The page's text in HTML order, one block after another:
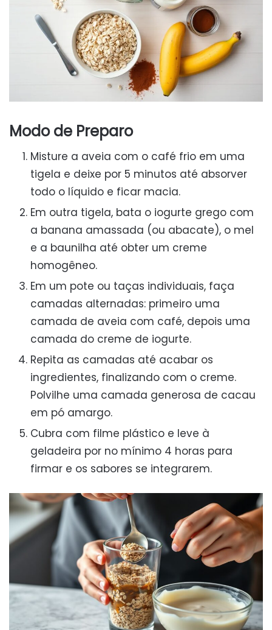
Modo de Preparo
Misture a aveia com o café frio em uma
tigela e deixe por 5 minutos até absorver
todo o líquido e ficar macia.
Em outra tigela, bata o iogurte grego com
a banana amassada (ou abacate), o mel
e a baunilha até obter um creme
homogêneo.
Em um pote ou taças individuais, faça
camadas alternadas: primeiro uma
camada de aveia com café, depois uma
camada do creme de iogurte.
Repita as camadas até acabar os
ingredientes, finalizando com o creme.
Polvilhe uma camada generosa de cacau
em pó amargo.
Cubra com filme plástico e leve à
geladeira por no mínimo 4 horas para
firmar e os sabores se integrarem.